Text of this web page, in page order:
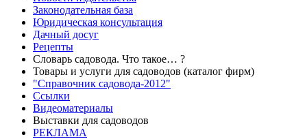
Законодательная база
Юридическая консультация
Дачный досуг
Рецепты
Словарь садовода. Что такое… ?
Товары и услуги для садоводов (каталог фирм)
"Справочник садовода-2012"
Ссылки
Видеоматериалы
Выставки для садоводов
РЕКЛАМА